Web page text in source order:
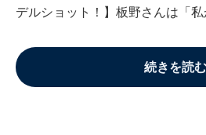
デルショット！】板野さんは「私
続きを読む